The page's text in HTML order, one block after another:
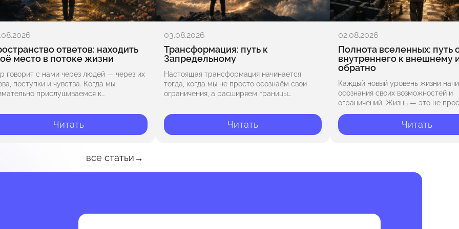
ответов: находить
место в потоке жизни
говорит с нами через людей — через их
поступки и чувства. Когда мы
прислушиваемся к
то, что скрыто внутри нас,
Читать
03.08.2026
Трансформация: путь к
Запредельному
Настоящая трансформация начинается
тогда, когда мы не просто осознаём свои
ограничения, а расширяем границы
пределы привычного. Переключая внимание
с вопроса «Как избавиться?» на вопрос
«Что…
Читать
02.08.2026
Полнота вселенных: путь
внутреннего к внешнему
обратно
Каждый новый уровень жизни
осознания своих возможностей и
ограничений. Жизнь — это не
событий, а игра с множеством
сценариев. На этом пути нас
Читать
все статьи→